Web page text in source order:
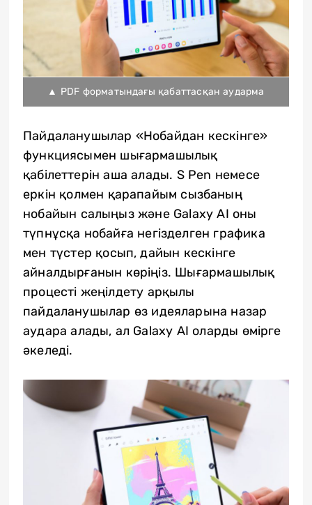
▲ PDF форматындағы қабаттасқан аударма
Пайдаланушылар «Нобайдан кескінге»
функциясымен шығармашылық
қабілеттерін аша алады. S Pen немесе
еркін қолмен қарапайым сызбаның
нобайын салыңыз және Galaxy AI оны
түпнұсқа нобайға негізделген графика
мен түстер қосып, дайын кескінге
айналдырғанын көріңіз. Шығармашылық
процесті жеңілдету арқылы
пайдаланушылар өз идеяларына назар
аудара алады, ал Galaxy AI оларды өмірге
әкеледі.